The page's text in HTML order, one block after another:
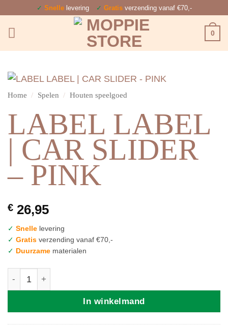
inhoud
✓ Snellelevering ✓ Gratisverzending vanaf €70,-
0
Home / Spelen / Houten speelgoed
LABEL LABEL
| CAR SLIDER
– PINK
€ 26,95
✓ Snelle levering
✓ Gratis verzending vanaf €70,-
✓ Duurzame materialen
In winkelmand